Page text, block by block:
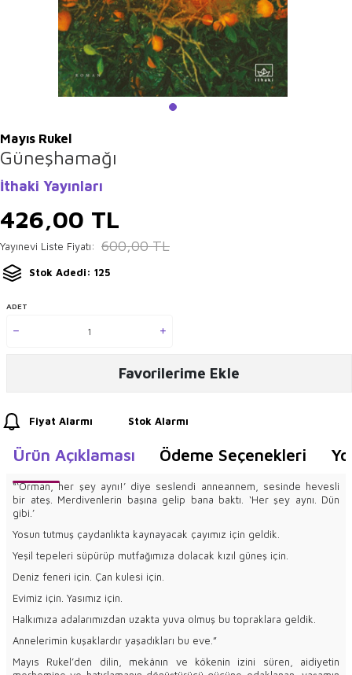
Mayıs Rukel
Güneşhamağı
İthaki Yayınları
426,00 TL
Yayınevi Liste Fiyatı: 600,00TL
Stok Adedi: 125
ADET
Favorilerime Ekle
Fiyat Alarmı Stok Alarmı
Ürün Açıklaması Ödeme Seçenekleri
“‘Orman, her şey aynı!’ diye seslendi anneannem, sesinde hevesli
bir ateş. Merdivenlerin başına gelip bana baktı. ‘Her şey aynı. Dün
gibi.’
Yosun tutmuş çaydanlıkta kaynayacak çayımız için geldik.
Yeşil tepeleri süpürüp mutfağımıza dolacak kızıl güneş için.
Deniz feneri için. Çan kulesi için.
Evimiz için. Yasımız için.
Halkımıza adalarımızdan uzakta yuva olmuş bu topraklara geldik.
Annelerimin kuşaklardır yaşadıkları bu eve.”
Mayıs Rukel’den dilin, mekânın ve kökenin izini süren, aidiyetin